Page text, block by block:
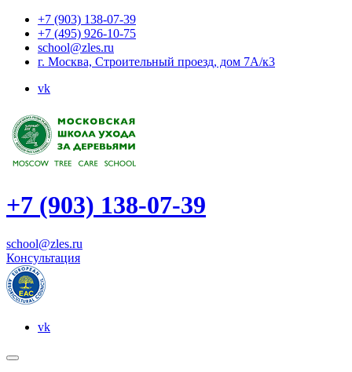
+7 (903) 138-07-39
+7 (495) 926-10-75
school@zles.ru
г. Москва, Строительный проезд, дом 7А/к3
vk
+7 (903) 138-07-39
school@zles.ru
Консультация
vk